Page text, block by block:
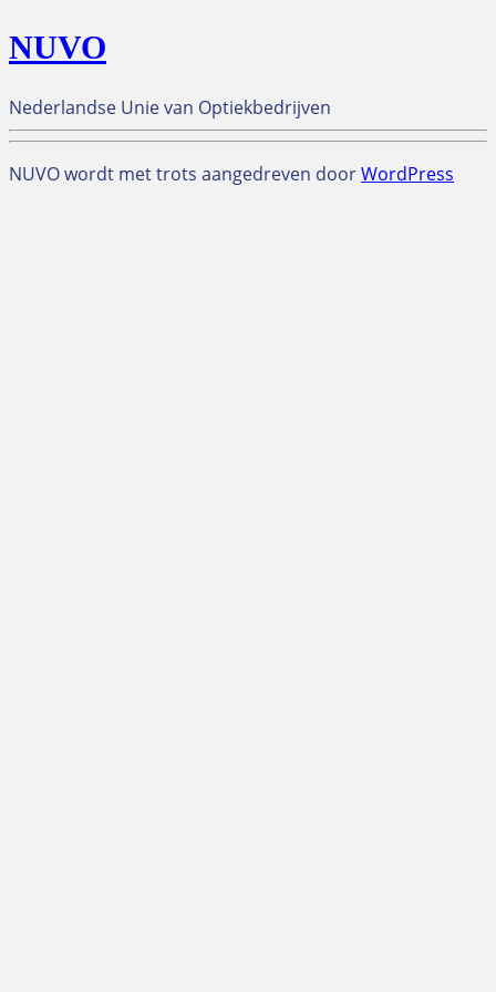
NUVO
Nederlandse Unie van Optiekbedrijven
NUVO wordt met trots aangedreven doorWordPress